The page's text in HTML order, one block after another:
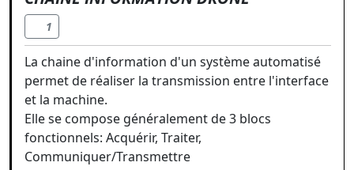
1
La chaine d'information d'un système automatisé
permet de réaliser la transmission entre l'interface
et la machine.
Elle se compose généralement de 3 blocs
fonctionnels: Acquérir, Traiter,
Communiquer/Transmettre